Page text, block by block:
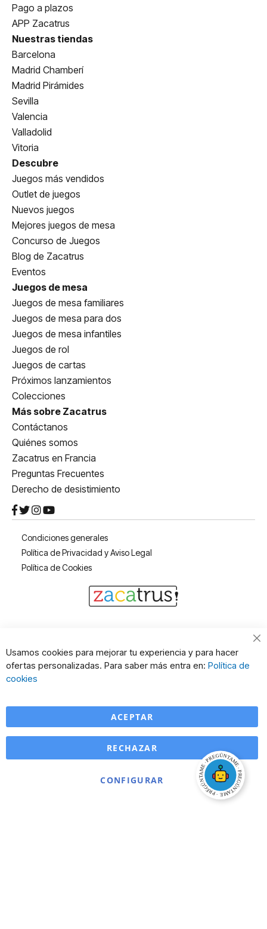
Pago a plazos
APP Zacatrus
Nuestras tiendas
Barcelona
Madrid Chamberí
Madrid Pirámides
Sevilla
Valencia
Valladolid
Vitoria
Descubre
Juegos más vendidos
Outlet de juegos
Nuevos juegos
Mejores juegos de mesa
Concurso de Juegos
Blog de Zacatrus
Eventos
Juegos de mesa
Juegos de mesa familiares
Juegos de mesa para dos
Juegos de mesa infantiles
Juegos de rol
Juegos de cartas
Próximos lanzamientos
Colecciones
Más sobre Zacatrus
Contáctanos
Quiénes somos
Zacatrus en Francia
Preguntas Frecuentes
Derecho de desistimiento
Condiciones generales
Política de Privacidad y Aviso Legal
Política de Cookies
Usamos cookies para mejorar tu experiencia y para hacer
ofertas personalizadas. Para saber más entra en: Política de
cookies
ACEPTAR
CONFIGURAR
RECHAZAR